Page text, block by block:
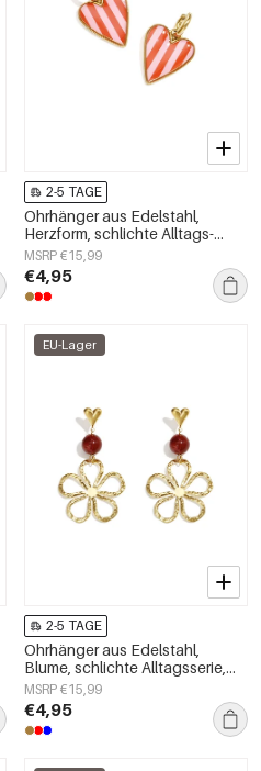
2-5 TAGE
Ohrhänger aus Edelstahl,
Herzform, schlichte Alltags-
Serie, Damenschmuck
MSRP €15,99
€4,95
EU-Lager
2-5 TAGE
Ohrhänger aus Edelstahl,
Blume, schlichte Alltagsserie,
Damenschmuck
MSRP €15,99
€4,95